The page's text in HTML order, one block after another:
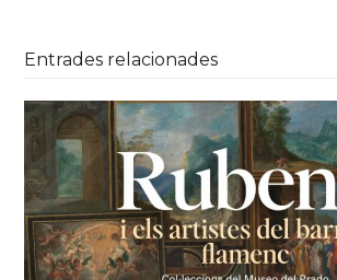
Entrades relacionades